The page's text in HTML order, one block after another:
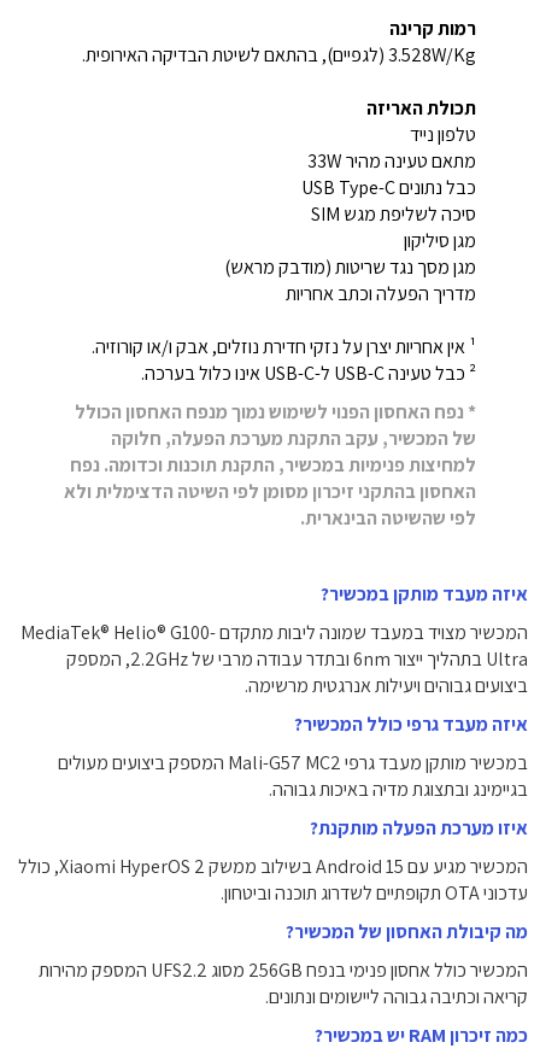
רמות קרינה
3.528W/Kg (לגפיים), בהתאם לשיטת הבדיקה האירופית.
תכולת האריזה
טלפון נייד
מתאם טעינה מהיר 33W
כבל נתונים USB Type-C
סיכה לשליפת מגש SIM
מגן סיליקון
מגן מסך נגד שריטות (מודבק מראש)
מדריך הפעלה וכתב אחריות
¹ אין אחריות יצרן על נזקי חדירת נוזלים, אבק ו/או קורוזיה.
² כבל טעינה USB-C ל-USB-C אינו כלול בערכה.
* נפח האחסון הפנוי לשימוש נמוך מנפח האחסון הכולל
של המכשיר, עקב התקנת מערכת הפעלה, חלוקה
למחיצות פנימיות במכשיר, התקנת תוכנות וכדומה. נפח
האחסון בהתקני זיכרון מסומן לפי השיטה הדצימלית ולא
לפי שהשיטה הבינארית.
איזה מעבד מותקן במכשיר?
המכשיר מצויד במעבד שמונה ליבות מתקדם MediaTek® Helio® G100-
Ultra בתהליך ייצור 6nm ובתדר עבודה מרבי של ‎2.2GHz‎, המספק
ביצועים גבוהים ויעילות אנרגטית מרשימה.
איזה מעבד גרפי כולל המכשיר?
במכשיר מותקן מעבד גרפי Mali-G57 MC2 המספק ביצועים מעולים
בגיימינג ובתצוגת מדיה באיכות גבוהה.
איזו מערכת הפעלה מותקנת?
המכשיר מגיע עם Android 15 בשילוב ממשק Xiaomi HyperOS 2, כולל
עדכוני OTA תקופתיים לשדרוג תוכנה וביטחון.
מה קיבולת האחסון של המכשיר?
המכשיר כולל אחסון פנימי בנפח ‎256GB‎ מסוג UFS2.2 המספק מהירות
קריאה וכתיבה גבוהה ליישומים ונתונים.
כמה זיכרון RAM יש במכשיר?